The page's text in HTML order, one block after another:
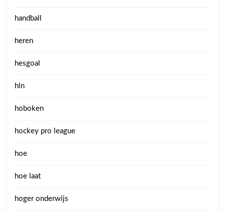
handball
heren
hesgoal
hln
hoboken
hockey pro league
hoe
hoe laat
hoger onderwijs